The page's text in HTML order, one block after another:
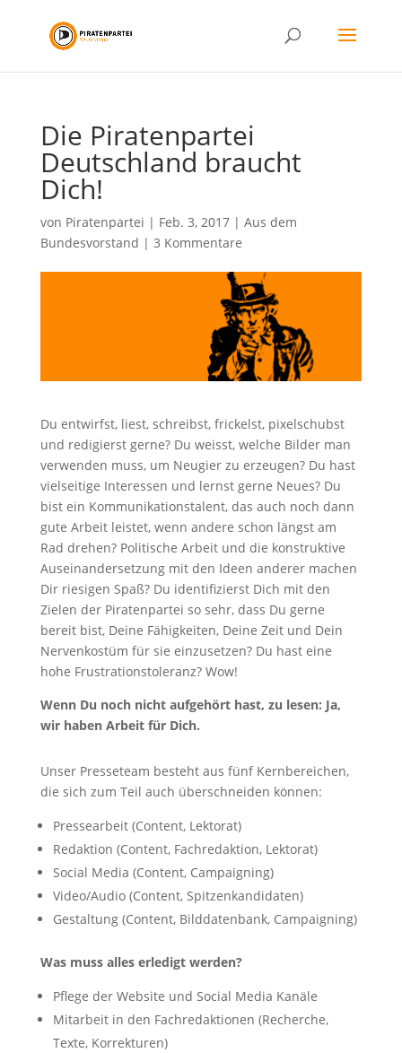
Die Piratenpartei
Deutschland braucht
Dich!
von Piratenpartei | Feb. 3, 2017| Aus dem
Bundesvorstand | 3 Kommentare
Du entwirfst, liest, schreibst, frickelst, pixelschubst
und redigierst gerne? Du weisst, welche Bilder man
verwenden muss, um Neugier zu erzeugen? Du hast
vielseitige Interessen und lernst gerne Neues? Du
bist ein Kommunikationstalent, das auch noch dann
gute Arbeit leistet, wenn andere schon längst am
Rad drehen? Politische Arbeit und die konstruktive
Auseinandersetzung mit den Ideen anderer machen
Dir riesigen Spaß? Du identifizierst Dich mit den
Zielen der Piratenpartei so sehr, dass Du gerne
bereit bist, Deine Fähigkeiten, Deine Zeit und Dein
Nervenkostüm für sie einzusetzen? Du hast eine
hohe Frustrationstoleranz? Wow!
Wenn Du noch nicht aufgehört hast, zu lesen: Ja,
wir haben Arbeit für Dich.
Unser Presseteam besteht aus fünf Kernbereichen,
die sich zum Teil auch überschneiden können:
Pressearbeit (Content, Lektorat)
Redaktion (Content, Fachredaktion, Lektorat)
Social Media (Content, Campaigning)
Video/Audio (Content, Spitzenkandidaten)
Gestaltung (Content, Bilddatenbank, Campaigning)
Was muss alles erledigt werden?
Pflege der Website und Social Media Kanäle
Mitarbeit in den Fachredaktionen (Recherche,
Texte, Korrekturen)